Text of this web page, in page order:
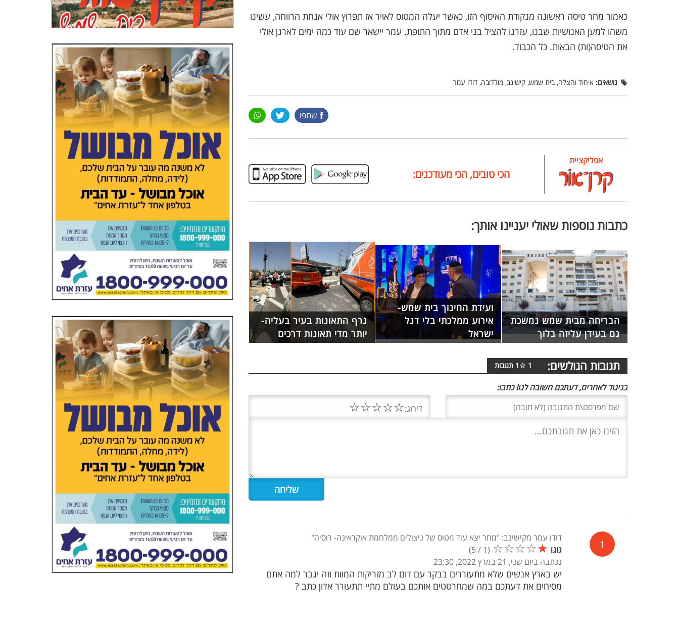
כאמור מחר טיסה ראשונה מנקודת האיסוף הזו, כאשר יעלה המטוס לאויר אז תפרוץ אולי אנחת הרווחה, עשינו
משהו למען האנושיות שבנו, עזרנו להציל בני אדם מתוך התופת. עמר יישאר שם עוד כמה ימים לארגן אולי
את הטיסה(ות) הבאות. כל הכבוד.
נושאים: איחוד והצלה, בית שמש, קישינב, מולדובה, דודו עמר
שתפו
אפליקציית
הכי טובים, הכי מעודכנים:
כתבות נוספות שאולי יעניינו אותך:
הבריחה מבית שמש נמשכת
גם בעידן עליזה בלוך
ועידת החינוך בית שמש-
אירוע ממלכתי בלי דגל
ישראל
גרף התאונות בעיר בעליה-
יותר מדי תאונות דרכים
תגובות הגולשים: 1
☆
1 תגובות
בניגוד לאחרים, דעתכם חשובה לנו! כתבו:
דירוג:☆
☆
☆
☆
☆
1
דודו עמר מקישינב: "מחר יצא עוד מטוס של ניצולים ממלחמת אוקראינה- רוסיה"
גוגו ★
☆
☆
☆
☆
(
1
/
5
)
נכתבה ביום שני, 21 במרץ 2022, 23:30
יש בארץ אנשים שלא מתעוררים בבקר עם דום לב מזריקות המוות וזה יגבר למה אתם
מסיחים את דעתכם במה שמחרטטים אותכם בעולם מתיי תתעורר אדון כתב ?